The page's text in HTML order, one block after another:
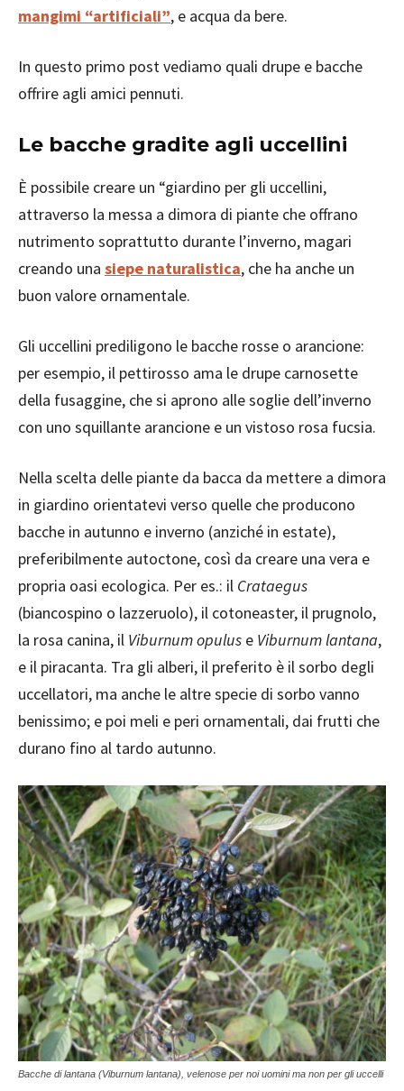
mangimi “artificiali”, e acqua da bere.
In questo primo post vediamo quali drupe e bacche
offrire agli amici pennuti.
Le bacche gradite agli uccellini
È possibile creare un “giardino per gli uccellini,
attraverso la messa a dimora di piante che offrano
nutrimento soprattutto durante l’inverno, magari
creando una siepe naturalistica, che ha anche un
buon valore ornamentale.
Gli uccellini prediligono le bacche rosse o arancione:
per esempio, il pettirosso ama le drupe carnosette
della fusaggine, che si aprono alle soglie dell’inverno
con uno squillante arancione e un vistoso rosa fucsia.
Nella scelta delle piante da bacca da mettere a dimora
in giardino orientatevi verso quelle che producono
bacche in autunno e inverno (anziché in estate),
preferibilmente autoctone, così da creare una vera e
propria oasi ecologica. Per es.: il Crataegus
(biancospino o lazzeruolo), il cotoneaster, il prugnolo,
la rosa canina, il Viburnum opulus e Viburnum lantana,
e il piracanta. Tra gli alberi, il preferito è il sorbo degli
uccellatori, ma anche le altre specie di sorbo vanno
benissimo; e poi meli e peri ornamentali, dai frutti che
durano fino al tardo autunno.
Bacche di lantana (Viburnum lantana), velenose per noi uomini ma non per gli uccelli